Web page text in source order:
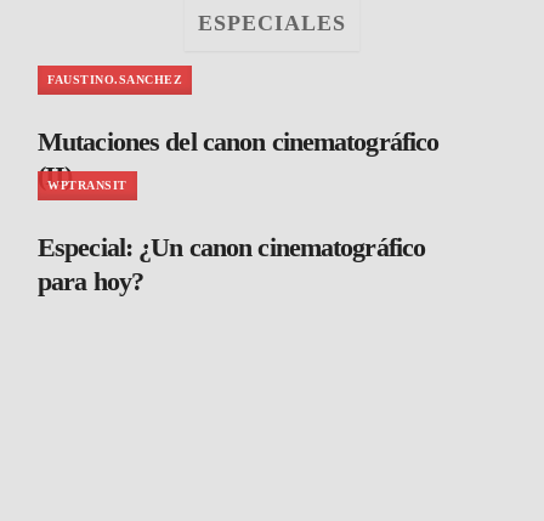
ESPECIALES
FAUSTINO.SANCHEZ
Mutaciones del canon cinematográfico
(II)
WPTRANSIT
Especial: ¿Un canon cinematográfico
para hoy?